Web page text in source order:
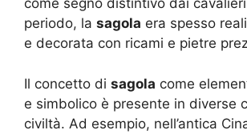
come segno distintivo dai
periodo, la sagola era spesso
e decorata con ricami e pietre
Il concetto di sagola come
e simbolico è presente in diverse
civiltà. Ad esempio, nell’antica